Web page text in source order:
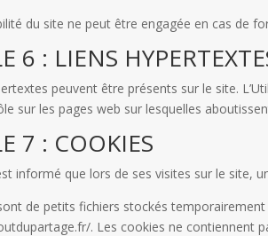
du site ne peut être engagée en cas de
6 : LIENS
peuvent être présents sur le site.
sur les pages web sur lesquelles
7 : COOKIES
informé que lors de ses visites sur le site,
de petits fichiers stockés temporairement
. Les cookies ne contiennent